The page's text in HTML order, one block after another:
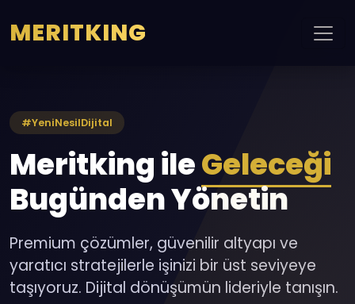
MERITKING
#YeniNesilDijital
Meritking ileGeleceği
Bugünden Yönetin
Premium çözümler, güvenilir altyapı ve
yaratıcı stratejilerle işinizi bir üst seviyeye
taşıyoruz. Dijital dönüşümün lideriyle tanışın.